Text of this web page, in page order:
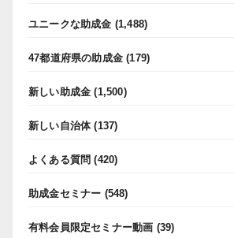
ユニークな助成金 (1,488)
47都道府県の助成金 (179)
新しい助成金 (1,500)
新しい自治体(137)
よくある質問 (420)
助成金セミナー (548)
有料会員限定セミナー動画 (39)